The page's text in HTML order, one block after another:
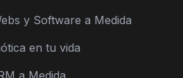
y Software a Medida
en tu vida
a Medida